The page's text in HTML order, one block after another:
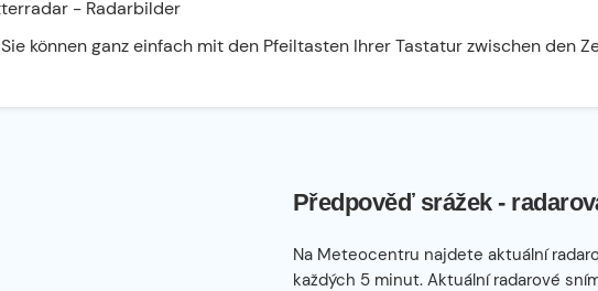
Sie können ganz einfach mit den Pfeiltasten Ihrer Tastatur zwischen den
Předpověď srážek -
Na Meteocentru najdete aktuální
každých 5 minut. Aktuální radarové